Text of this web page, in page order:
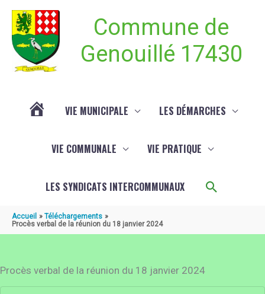
Commune de
Genouillé 17430
VIE MUNICIPALE LES DÉMARCHES
VIE COMMUNALE VIE PRATIQUE
LES SYNDICATS INTERCOMMUNAUX
Accueil
Téléchargements
Procès verbal de la réunion du 18 janvier 2024
Procès verbal de la réunion du 18 janvier 2024